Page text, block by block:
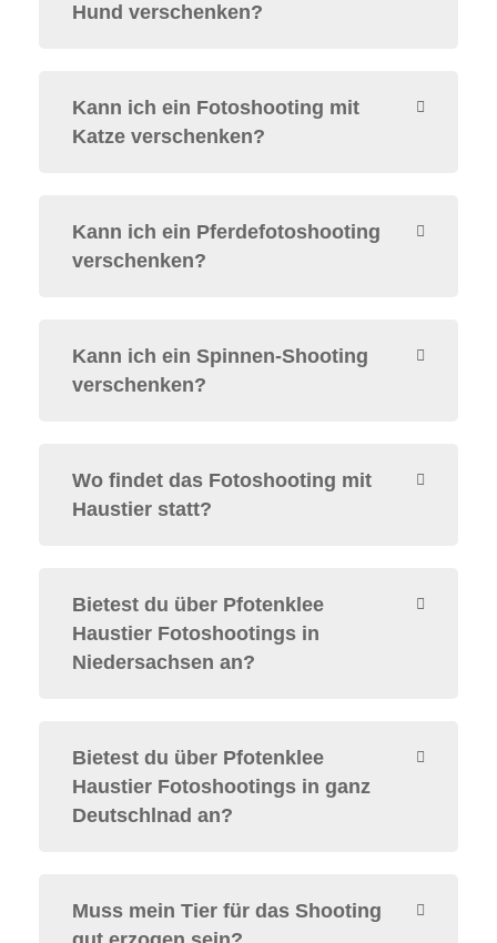
Hund verschenken?
Kann ich ein Fotoshooting mit
Katze verschenken?
Kann ich ein Pferdefotoshooting
verschenken?
Kann ich ein Spinnen-Shooting
verschenken?
Wo findet das Fotoshooting mit
Haustier statt?
Bietest du über Pfotenklee
Haustier Fotoshootings in
Niedersachsen an?
Bietest du über Pfotenklee
Haustier Fotoshootings in ganz
Deutschlnad an?
Muss mein Tier für das Shooting